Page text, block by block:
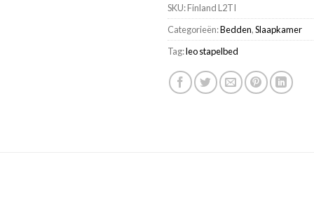
SKU:Finland L2TI
Categorieën:Bedden,Slaapkamer
Tag:leo stapelbed